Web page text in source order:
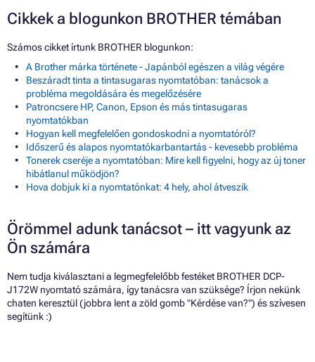
Cikkek a blogunkon BROTHER témában
Számos cikket írtunk BROTHER blogunkon:
A Brother márka története - Japánból egészen a világ végére
Beszáradt tinta a tintasugaras nyomtatóban: tanácsok a
probléma megoldására és megelőzésére
Patroncsere HP, Canon, Epson és más tintasugaras
nyomtatókban
Hogyan kell megfelelően gondoskodni a nyomtatóról?
Időszerű és alapos nyomtatókarbantartás - kevesebb probléma
Tonerek cseréje a nyomtatóban: Mire kell figyelni, hogy az új toner
hibátlanul működjön?
Hova dobjuk ki a nyomtatónkat: 4 hely, ahol átveszik
Örömmel adunk tanácsot – itt vagyunk az
Ön számára
Nem tudja kiválasztani a legmegfelelőbb festéket BROTHER DCP-
J172W nyomtató számára, így tanácsra van szüksége? Írjon nekünk
chaten keresztül (jobbra lent a zöld gomb "Kérdése van?") és szívesen
segítünk :)